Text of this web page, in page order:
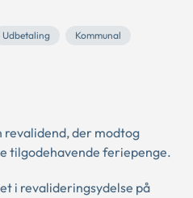
Udbetaling
Kommunal
revalidend, der modtog
tilgodehavende feriepenge.
i revalideringsydelse på